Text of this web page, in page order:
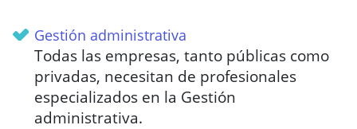
Gestión administrativa
Todas las empresas, tanto públicas como
privadas, necesitan de profesionales
especializados en la Gestión
administrativa.